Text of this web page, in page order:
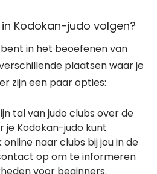
Kodokan-judo volgen?
in het beoefenen van
plaatsen waar je
zijn een paar opties:
tal van judo clubs over de
je Kodokan-judo kunt
naar clubs bij jou in de
op om te informeren